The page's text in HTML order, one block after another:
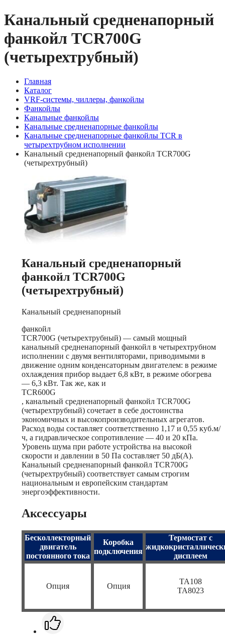
Канальный средненапорный
фанкойл TCR700G
(четырехтрубный)
Главная
Каталог
VRF-системы, чиллеры, фанкойлы
Фанкойлы
Канальные фанкойлы
Канальные средненапорные фанкойлы
Канальные средненапорные фанкойлы TCR в
четырехтрубном исполнении
Канальный средненапорный фанкойл TCR700G
(четырехтрубный)
Канальный средненапорный
фанкойл TCR700G
(четырехтрубный)
Канальный средненапорный
фанкойл
TCR700G (четырехтрубный) — самый мощный
канальный средненапорный фанкойл в четырехтрубном
исполнении с двумя вентиляторами, приводимыми в
движение одним конденсаторным двигателем: в режиме
охлаждения прибор выдает 6,8 кВт, в режиме обогрева
— 6,3 кВт. Так же, как и
TCR600G
, канальный средненапорный фанкойл TCR700G
(четырехтрубный) сочетает в себе достоинства
экономичных и высокопроизводительных агрегатов.
Расход воды составляет соответственно 1,17 и 0,55 куб.м/
ч, а гидравлическое сопротивление — 40 и 20 кПа.
Уровень шума при работе устройства на высокой
скорости и давлении в 50 Па составляет 50 дБ(А).
Канальный средненапорный фанкойл TCR700G
(четырехтрубный) соответствует самым строгим
национальным и европейским стандартам
энергоэффективности.
Аксессуары
Бесколлекторный
двигатель
постоянного тока
Коробка
подключения
Термостат с
дисплеем
Опция Опция
TA108
TA8023